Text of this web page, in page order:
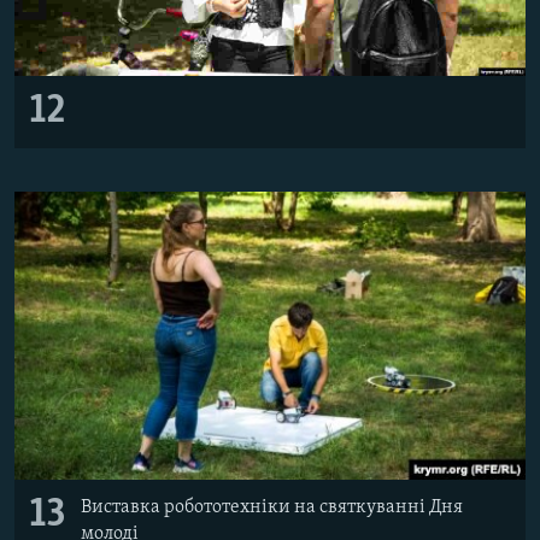
12
13
Виставка робототехніки на святкуванні Дня
молоді